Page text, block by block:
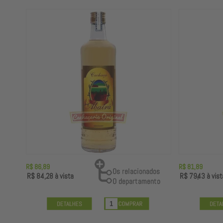
R$ 86,89
R$ 84,28 à vista
R$ 81,89
R$ 79,43 à